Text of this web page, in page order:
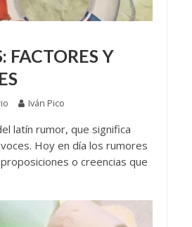
FACTORES Y
Iván Pico
latín rumor, que significa
Hoy en día los rumores
o creencias que